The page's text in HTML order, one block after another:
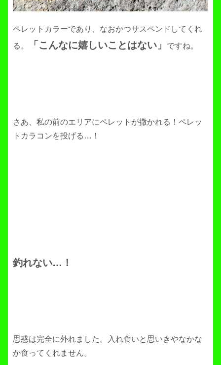
ペレットカラーであり、なおかつサスペンドしてくれ
る。
「こんなに嬉しいことはない」 ですね。
さあ、私の前のエリアにペレットが撒かれる！ペレッ
トカラコンを投げる…！
釣れない…！
思惑は完全に外れました。入れ食いと思いきやなかな
か食ってくれません。